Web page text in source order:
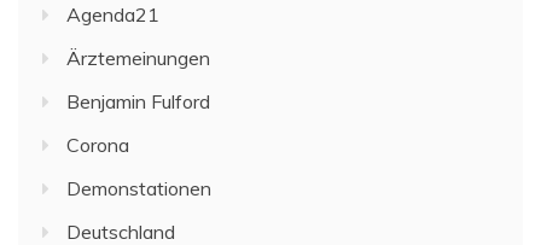
Agenda21
Ärztemeinungen
Benjamin Fulford
Corona
Demonstationen
Deutschland